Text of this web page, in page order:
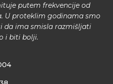
putem frekvencije od
U proteklim godinama smo
da ima smisla razmišljati
i biti bolji.